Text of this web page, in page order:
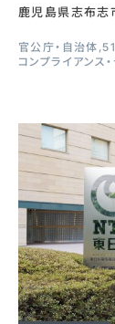
鹿児島県志布志
官公庁・自治体
コンプライアンス